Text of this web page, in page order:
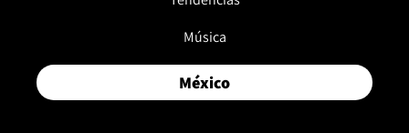
Música
México